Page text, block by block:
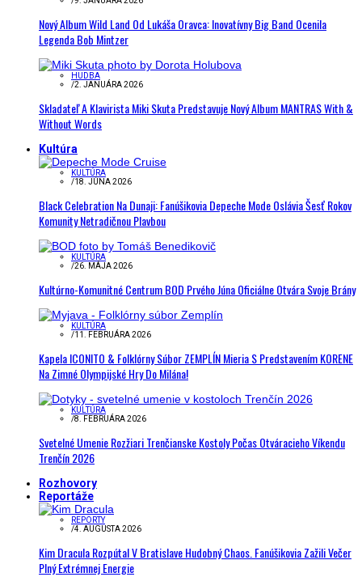
Nový Album Wild Land Od Lukáša Oravca: Inovatívny Big Band Ocenila
Legenda Bob Mintzer
HUDBA
/2. JANUÁRA 2026
Skladateľ A Klavirista Miki Skuta Predstavuje Nový Album MANTRAS With &
Without Words
Kultúra
KULTÚRA
/18. JÚNA 2026
Black Celebration Na Dunaji: Fanúšikovia Depeche Mode Oslávia Šesť Rokov
Komunity Netradičnou Plavbou
KULTÚRA
/26. MÁJA 2026
Kultúrno-Komunitné Centrum BOD Prvého Júna Oficiálne Otvára Svoje Brány
KULTÚRA
/11. FEBRUÁRA 2026
Kapela ICONITO & Folklórny Súbor ZEMPLÍN Mieria S Predstavením KORENE
Na Zimné Olympijské Hry Do Milána!
KULTÚRA
/8. FEBRUÁRA 2026
Svetelné Umenie Rozžiari Trenčianske Kostoly Počas Otváracieho Víkendu
Trenčín 2026
Rozhovory
Reportáže
REPORTY
/4. AUGUSTA 2026
Kim Dracula Rozpútal V Bratislave Hudobný Chaos. Fanúšikovia Zažili Večer
Plný Extrémnej Energie